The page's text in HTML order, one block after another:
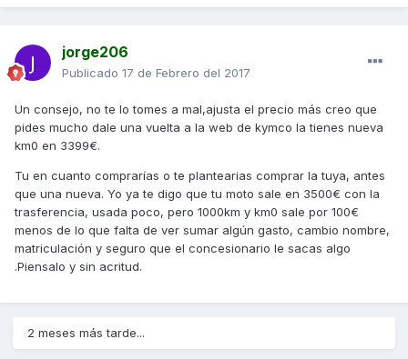
jorge206
Publicado 17 de Febrero del 2017
Un consejo, no te lo tomes a mal,ajusta el precio más creo que
pides mucho dale una vuelta a la web de kymco la tienes nueva
km0 en 3399€.
Tu en cuanto comprarías o te plantearias comprar la tuya, antes
que una nueva. Yo ya te digo que tu moto sale en 3500€ con la
trasferencia, usada poco, pero 1000km y km0 sale por 100€
menos de lo que falta de ver sumar algún gasto, cambio nombre,
matriculación y seguro que el concesionario le sacas algo
.Piensalo y sin acritud.
2 meses más tarde...